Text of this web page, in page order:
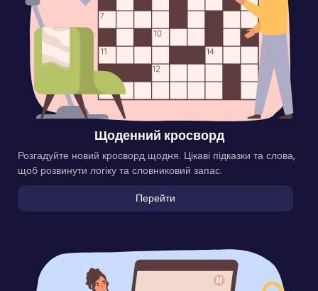
Щоденний кросворд
Розгадуйте новий кросворд щодня. Цікаві підказки та слова,
щоб розвинути логіку та словниковий запас.
Перейти